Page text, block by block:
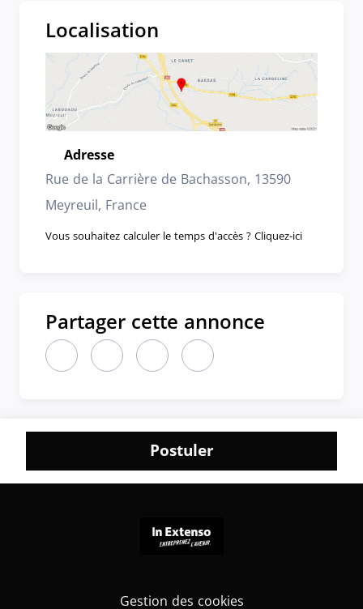
Localisation
Emplacement
Adresse
Rue de la Carrière de Bachasson, 13590
Meyreuil, France
Vous souhaitez calculer le temps d'accès ? Cliquez-ici
Partager cette annonce
Partager cette annonce sur LinkedIn (nouvelle
Partager cette annonce sur X (nouvelle
Partager cette annonce sur
Partager cette annonce
Postuler
Gestion des cookies